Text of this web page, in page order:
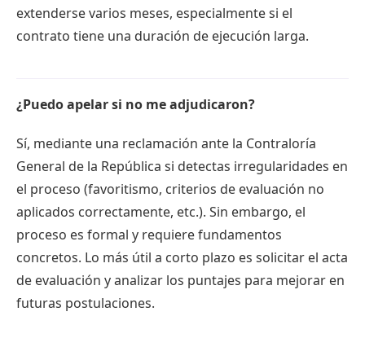
extenderse varios meses, especialmente si el
contrato tiene una duración de ejecución larga.
¿Puedo apelar si no me adjudicaron?
Sí, mediante una reclamación ante la Contraloría
General de la República si detectas irregularidades en
el proceso (favoritismo, criterios de evaluación no
aplicados correctamente, etc.). Sin embargo, el
proceso es formal y requiere fundamentos
concretos. Lo más útil a corto plazo es solicitar el acta
de evaluación y analizar los puntajes para mejorar en
futuras postulaciones.